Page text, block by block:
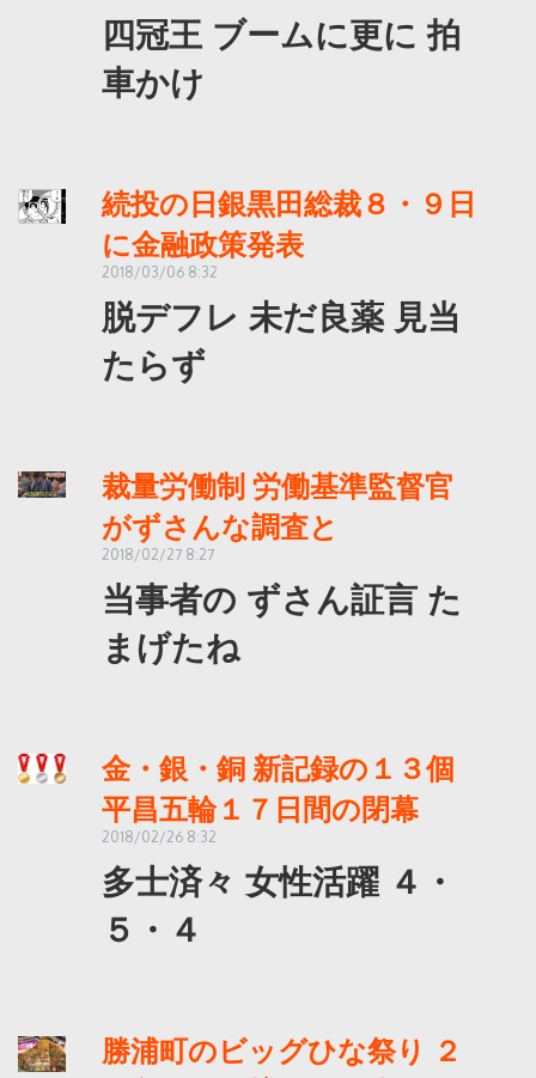
四冠王 ブームに更に 拍
車かけ
続投の日銀黒田総裁８・９日
に金融政策発表
2018/03/06 8:32
脱デフレ 未だ良薬 見当
たらず
裁量労働制 労働基準監督官
がずさんな調査と
2018/02/27 8:27
当事者の ずさん証言 た
まげたね
金・銀・銅 新記録の１３個
平昌五輪１７日間の閉幕
2018/02/26 8:32
多士済々 女性活躍 ４・
５・４
勝浦町のビッグひな祭り ２